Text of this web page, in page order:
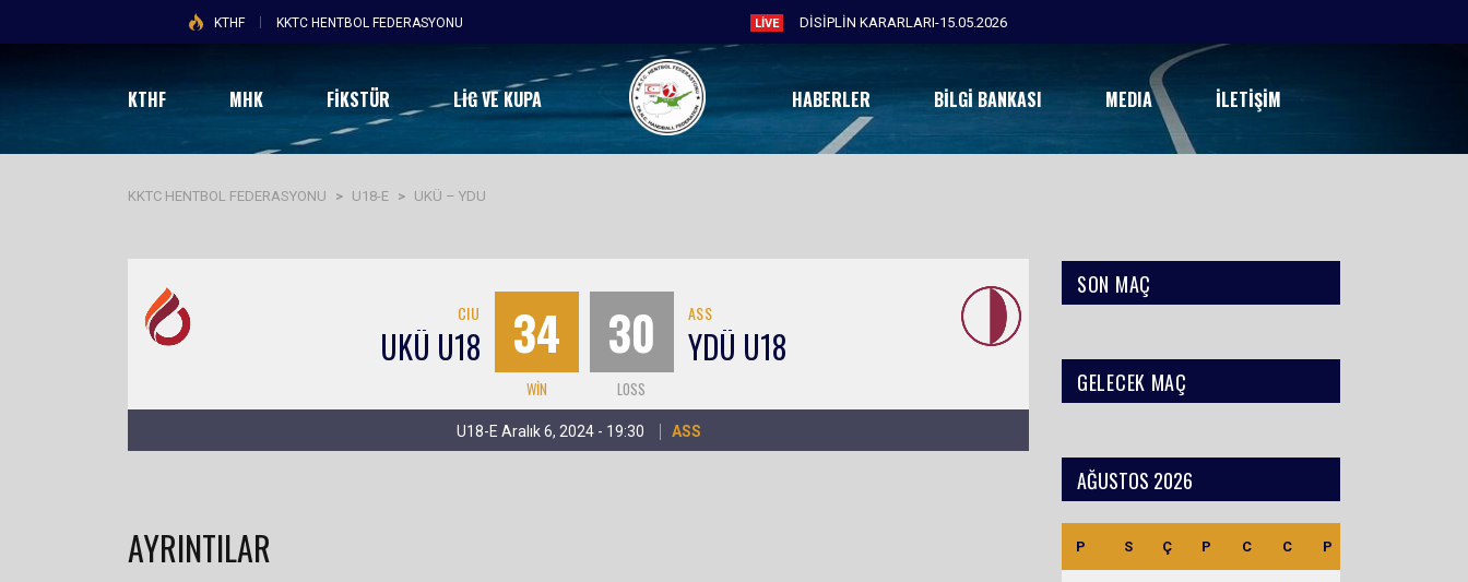
KTHF KKTC HENTBOL FEDERASYONU LIVE DİSİPLİN KARARLARI-15.05.2026
KTHF MHK FİKSTÜR LIG VE KUPA HABERLER BILGI BANKASI MEDIA İLETIŞIM
KKTC HENTBOL FEDERASYONU > U18-E > UKÜ – YDU
CIU
UKÜ U18 34
WIN
30
LOSS
ASS
YDÜ U18
U18-E Aralık 6, 2024 - 19:30 ASS
AYRINTILAR
SON MAÇ
GELECEK MAÇ
AĞUSTOS 2026
P S Ç P C C P